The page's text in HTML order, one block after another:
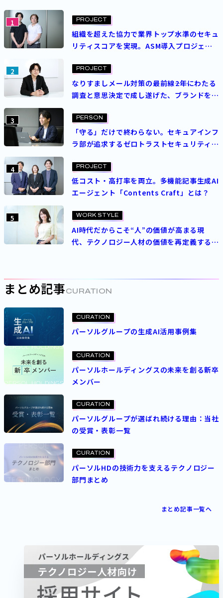
1 PROJECT
組織を超えた協力で業界トップ水準のセキュ
リティスコアを実現。ASM導入プロジェク
2 PROJECT
なりすましメール対策の最前線――2年にわたる
調査と意思決定で成し遂げた、ブランドを守
3 PERSON
「守る」だけで終わらない。セキュアインフ
ラ部が追求するゼロトラストセキュリティの
4 PROJECT
低コスト・高打率を両立。多機能記事生成AI
エージェント「Contents Craft」とは？
5 WORK STYLE
AI時代だからこそ“人”の価値が高まる現
代、テクノロジー人材の価値を再定義する
まとめ記事 CURATION
CURATION
パーソルグループの生成AI活用事例集
CURATION
パーソルホールディングスの未来を創る新卒
メンバー
CURATION
パーソルグループが選ばれ続ける理由：当社
の受賞・表彰一覧
CURATION
パーソルHDの技術力を支えるテクノロジー
部門まとめ
まとめ記事一覧へ